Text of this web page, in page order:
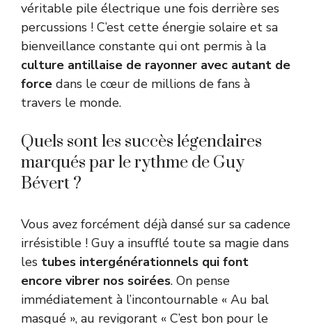
véritable pile électrique une fois derrière ses
percussions ! C’est cette énergie solaire et sa
bienveillance constante qui ont permis à la
culture antillaise de rayonner avec autant de
force dans le cœur de millions de fans à
travers le monde.
Quels sont les succès légendaires
marqués par le rythme de Guy
Bévert ?
Vous avez forcément déjà dansé sur sa cadence
irrésistible ! Guy a insufflé toute sa magie dans
les tubes intergénérationnels qui font
encore vibrer nos soirées. On pense
immédiatement à l’incontournable « Au bal
masqué », au revigorant « C’est bon pour le